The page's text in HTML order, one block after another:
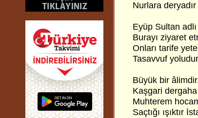
Nurlara
Eyüp Sultan
Burayı ziyaret
Onları tarife
Tasavvuf
Büyük bir
Kaşgari
Muhterem
Saçtığı ışıktır